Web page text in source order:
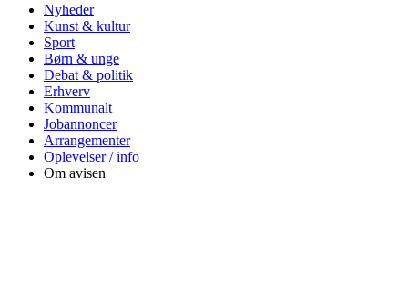
Nyheder
Kunst & kultur
Sport
Børn & unge
Debat & politik
Erhverv
Kommunalt
Jobannoncer
Arrangementer
Oplevelser / info
Om avisen